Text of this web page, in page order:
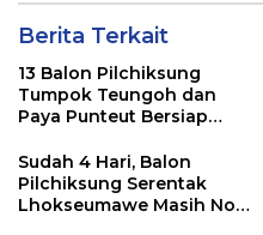
Berita Terkait
13 Balon Pilchiksung
Tumpok Teungoh dan
Paya Punteut Bersiap
Sudah 4 Hari, Balon
Pilchiksung Serentak
Lhokseumawe Masih Nol